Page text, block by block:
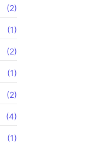
(2)
(1)
(2)
(1)
(2)
(4)
(1)